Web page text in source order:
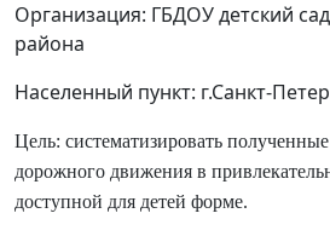
Организация: ГБДОУ детский
района
Населенный пункт: г.Санкт-
Цель: систематизировать
дорожного движения в
доступной для детей форме.